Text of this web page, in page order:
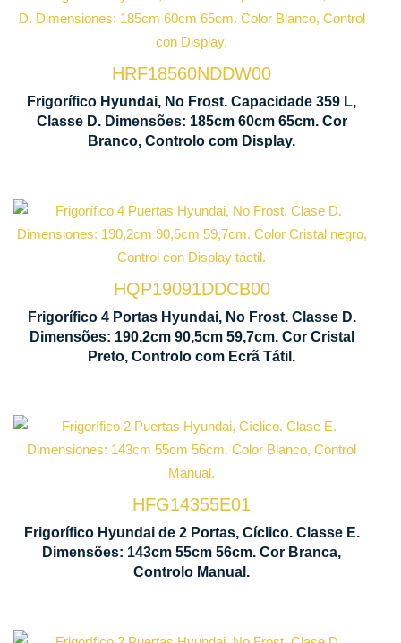
HRF18560NDDW00
Frigorífico Hyundai, No Frost. Capacidade 359 L,
Classe D. Dimensões: 185cm 60cm 65cm. Cor
Branco, Controlo com Display.
Tecnologia
No Frost
Display de
Controlo
LED
HQP19091DDCB00
Frigorífico 4 Portas Hyundai, No Frost. Classe D.
Dimensões: 190,2cm 90,5cm 59,7cm. Cor Cristal
Preto, Controlo com Ecrã Tátil.
Tecnologia
No Frost
Ventilação
Multi Air
Flow
HFG14355E01
Frigorífico Hyundai de 2 Portas, Cíclico. Classe E.
Dimensões: 143cm 55cm 56cm. Cor Branca,
Controlo Manual.
Tecnologia
Cíclica
Manual
de
Controlo
Nível
Sonoro